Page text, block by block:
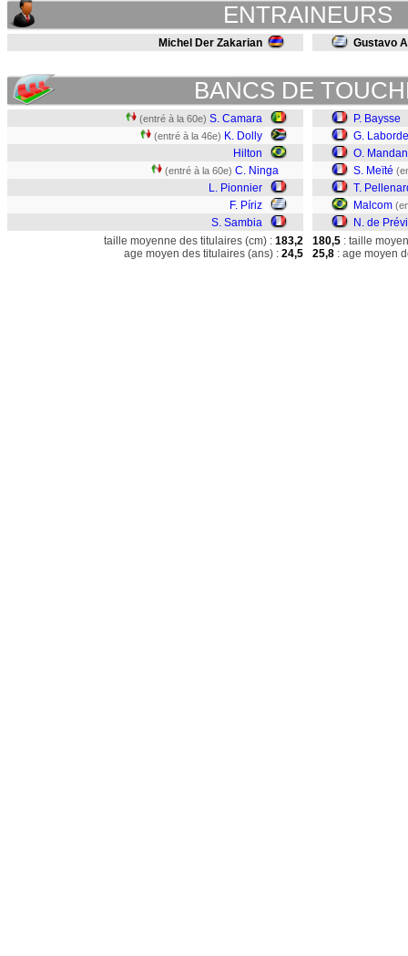
ENTRAINEURS
Michel Der Zakarian Gustavo
BANCS DE
(entré à la 60e) S. Camara
(entré à la 46e) K. Dolly
Hilton
(entré à la 60e) C. Ninga
L. Pionnier
F. Píriz
S. Sambia
P. Baysse
G. Laborde
O.
S. Meïté
T.
Malcom
N. de
taille moyenne des titulaires (cm) : 183,2
age moyen des titulaires (ans) : 24,5
180,5 : taille
25,8 : age moyen